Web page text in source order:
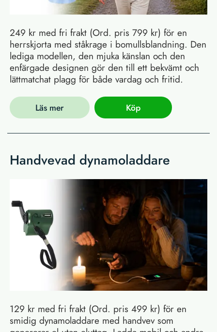
249 kr med fri frakt (Ord. pris 799 kr) för en
herrskjorta med ståkrage i bomullsblandning. Den
lediga modellen, den mjuka känslan och den
enfärgade designen gör den till ett bekvämt och
lättmatchat plagg för både vardag och fritid.
Läs mer Köp
Handvevad dynamoladdare
129 kr med fri frakt (Ord. pris 499 kr) för en
smidig dynamoladdare med handvev som